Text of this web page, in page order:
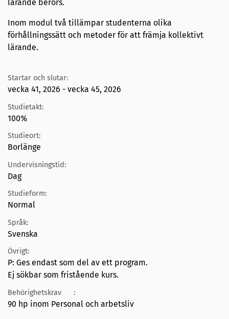
lärande berörs.
Inom modul två tillämpar studenterna olika
förhållningssätt och metoder för att främja kollektivt
lärande.
Startar och slutar:
vecka 41, 2026 - vecka 45, 2026
Studietakt:
100%
Studieort:
Borlänge
Undervisningstid:
Dag
Studieform:
Normal
Språk:
Svenska
Övrigt:
P: Ges endast som del av ett program.
Ej sökbar som fristående kurs.
Behörighetskrav :
90 hp inom Personal och arbetsliv